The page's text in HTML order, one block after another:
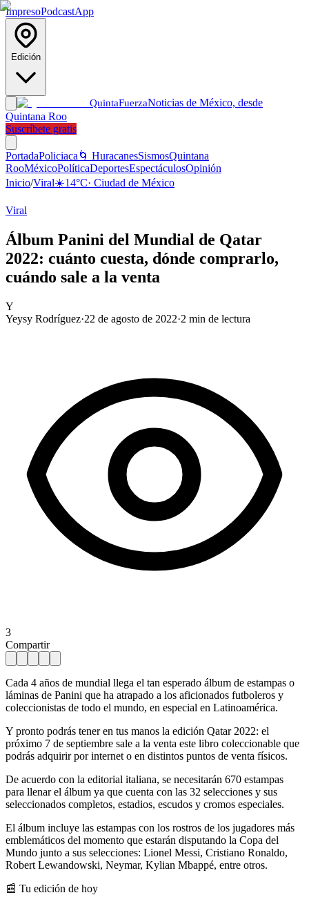
ImpresoPodcastApp
Edición
QuintaFuerzaNoticias de México, desde
Quintana Roo
Suscríbete gratis
PortadaPoliciaca 🌀 HuracanesSismosQuintana
RooMéxicoPolíticaDeportesEspectáculosOpinión
Inicio/Viral☀️14°C· Ciudad de México
Viral
Álbum Panini del Mundial de Qatar
2022: cuánto cuesta, dónde comprarlo,
cuándo sale a la venta
Y
Yeysy Rodríguez·22 de agosto de 2022·2 min de lectura
3
Compartir
Cada 4 años de mundial llega el tan esperado álbum de estampas o
láminas de Panini que ha atrapado a los aficionados futboleros y
coleccionistas de todo el mundo, en especial en Latinoamérica.
Y pronto podrás tener en tus manos la edición Qatar 2022: el
próximo 7 de septiembre sale a la venta este libro coleccionable que
podrás adquirir por internet o en distintos puntos de venta físicos.
De acuerdo con la editorial italiana, se necesitarán 670 estampas
para llenar el álbum ya que cuenta con las 32 selecciones y sus
seleccionados completos, estadios, escudos y cromos especiales.
El álbum incluye las estampas con los rostros de los jugadores más
emblemáticos del momento que estarán disputando la Copa del
Mundo junto a sus selecciones: Lionel Messi, Cristiano Ronaldo,
Robert Lewandowski, Neymar, Kylian Mbappé, entre otros.
📰 Tu edición de hoy